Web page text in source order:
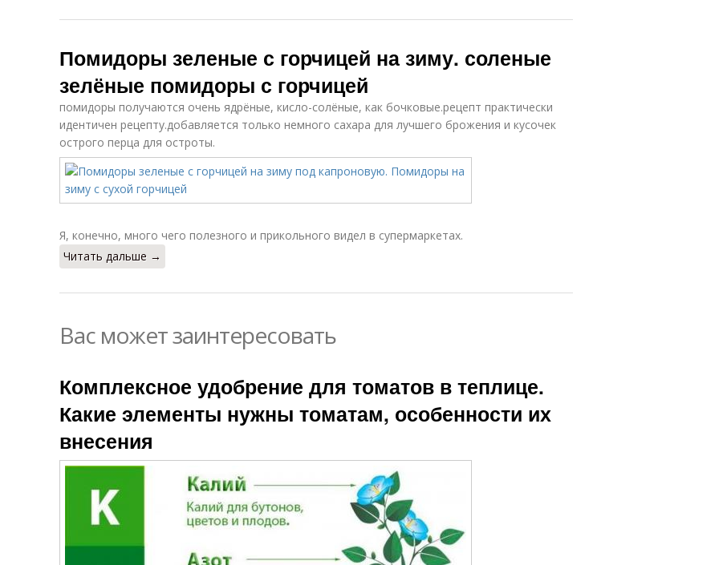
Помидоры зеленые с горчицей на зиму. соленые
зелёные помидоры с горчицей
помидоры получаются очень ядрёные, кисло-солёные, как бочковые.рецепт практически
идентичен рецепту.добавляется только немного сахара для лучшего брожения и кусочек
острого перца для остроты.
Я, конечно, много чего полезного и прикольного видел в супермаркетах.
Читать дальше →
Вас может заинтересовать
Комплексное удобрение для томатов в теплице.
Какие элементы нужны томатам, особенности их
внесения